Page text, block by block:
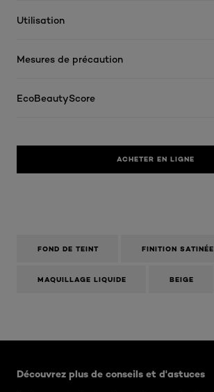
Utilisation
Mesures de précaution
EcoBeautyScore
ACHETER EN LIGNE
FOND DE TEINT FINITION SATINÉE
MAQUILLAGE LIQUIDE BEIGE
Découvrez plus de conseils et d'astuces